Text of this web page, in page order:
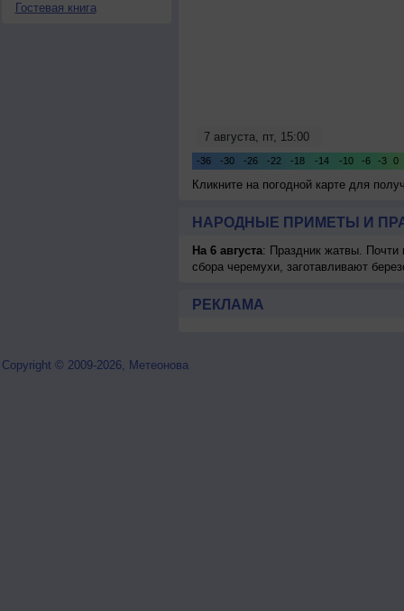
Гостевая книга
Кликните на погодной карте для
НАРОДНЫЕ ПРИМЕТЫ И
На 6 августа: Праздник жатвы. Почти
сбора черемухи, заготавливают
РЕКЛАМА
Copyright © 2009-2026, Метеонова